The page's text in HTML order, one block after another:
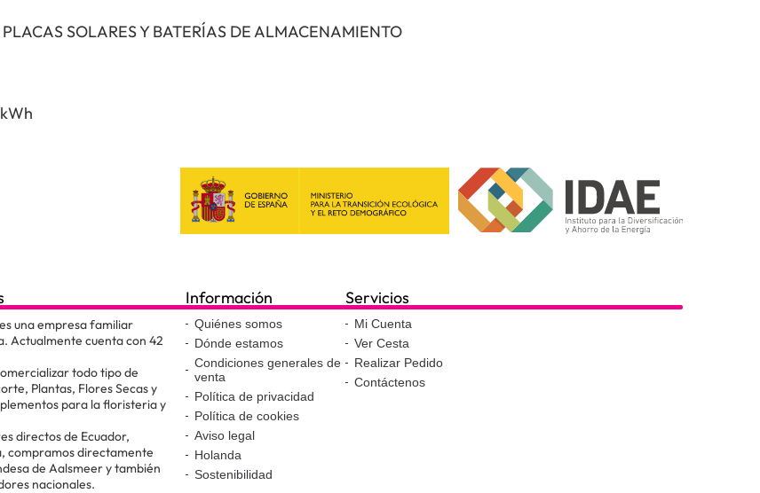
SOLARES Y BATERÍAS DE ALMACENAMIENTO
es una empresa familiar
Actualmente cuenta con 42
todo tipo de
Plantas, Flores Secas y
para la floristeria y
directos de Ecuador,
compramos directamente
de Aalsmeer y también
nacionales.
Información
Quiénes somos
Dónde estamos
Condiciones generales de
venta
Política de privacidad
Política de cookies
Aviso legal
Holanda
Sostenibilidad
Servicios
Mi Cuenta
Ver Cesta
Realizar Pedido
Contáctenos